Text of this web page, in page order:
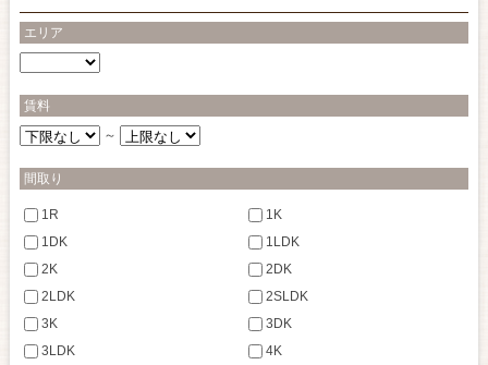
エリア
賃料
～
間取り
1R
1K
1DK
1LDK
2K
2DK
2LDK
2SLDK
3K
3DK
3LDK
4K